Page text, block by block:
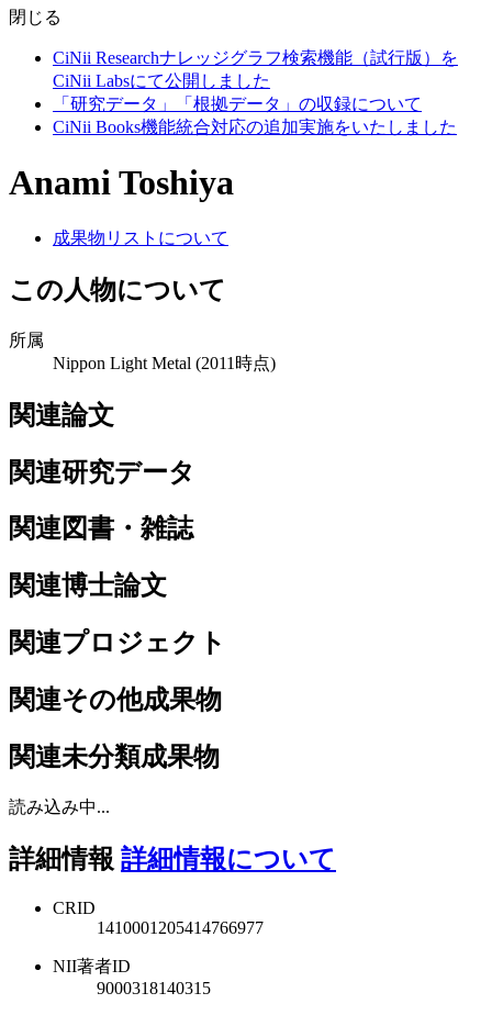
閉じる
CiNii Researchナレッジグラフ検索機能（試行版）を
CiNii Labsにて公開しました
「研究データ」「根拠データ」の収録について
CiNii Books機能統合対応の追加実施をいたしました
Anami Toshiya
成果物リストについて
この人物について
所属
Nippon Light Metal (2011時点)
関連論文
関連研究データ
関連図書・雑誌
関連博士論文
関連プロジェクト
関連その他成果物
関連未分類成果物
読み込み中...
詳細情報 詳細情報について
CRID
1410001205414766977
NII著者ID
9000318140315